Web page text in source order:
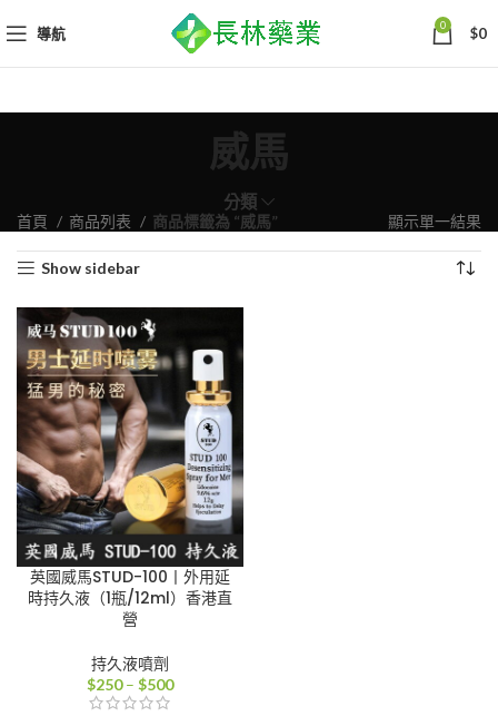
導航 0 $0
威馬
分類
首頁 商品列表 商品標籤為 “威馬” 顯示單一結果
Show sidebar
英國威馬STUD-100丨外用延
時持久液（1瓶/12ml）香港直
營
持久液噴劑
$250 – $500價